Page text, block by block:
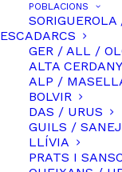
POBLACIONS
ESCADARCS
GER / ALL /
ALTA
ALP /
BOLVIR
DAS / URUS
GUILS /
LLÍVIA
PRATS I